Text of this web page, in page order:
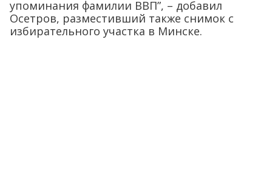
упоминания фамилии ВВП”, – добавил
Осетров, разместивший также снимок с
избирательного участка в Минске.